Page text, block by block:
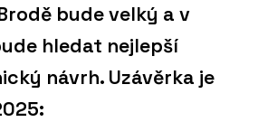
bude velký a v
hledat nejlepší
návrh. Uzávěrka je